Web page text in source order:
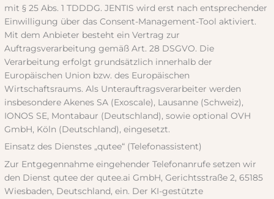
mit § 25 Abs. 1 TDDDG. JENTIS wird erst nach entsprechender
Einwilligung über das Consent-Management-Tool aktiviert.
Mit dem Anbieter besteht ein Vertrag zur
Auftragsverarbeitung gemäß Art. 28 DSGVO. Die
Verarbeitung erfolgt grundsätzlich innerhalb der
Europäischen Union bzw. des Europäischen
Wirtschaftsraums. Als Unterauftragsverarbeiter werden
insbesondere Akenes SA (Exoscale), Lausanne (Schweiz),
IONOS SE, Montabaur (Deutschland), sowie optional OVH
GmbH, Köln (Deutschland), eingesetzt.
Einsatz des Dienstes „qutee“ (Telefonassistent)
Zur Entgegennahme eingehender Telefonanrufe setzen wir
den Dienst qutee der qutee.ai GmbH, Gerichtsstraße 2, 65185
Wiesbaden, Deutschland, ein. Der KI-gestützte